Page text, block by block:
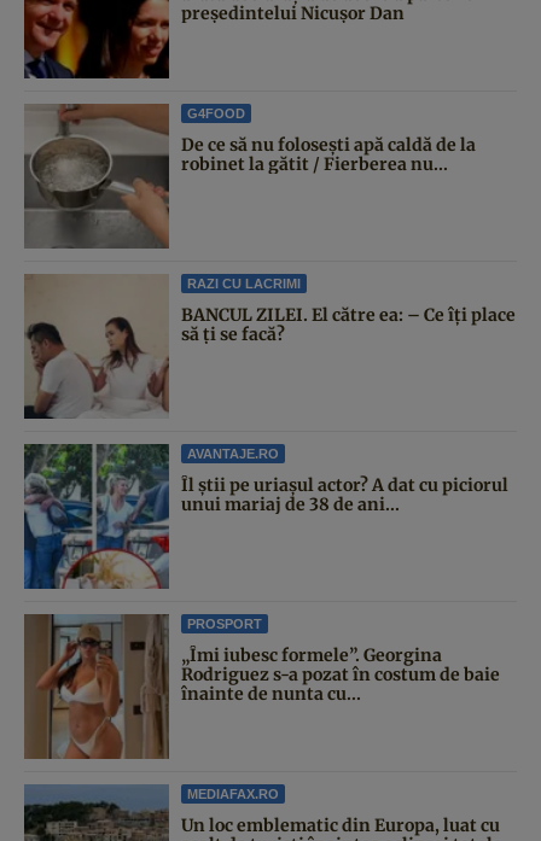
președintelui Nicușor Dan
G4FOOD
De ce să nu folosești apă caldă de la
robinet la gătit / Fierberea nu...
RAZI CU LACRIMI
BANCUL ZILEI. El către ea: – Ce îți place
să ți se facă?
AVANTAJE.RO
Îl știi pe uriașul actor? A dat cu piciorul
unui mariaj de 38 de ani...
PROSPORT
„Îmi iubesc formele”. Georgina
Rodriguez s-a pozat în costum de baie
înainte de nunta cu...
MEDIAFAX.RO
Un loc emblematic din Europa, luat cu